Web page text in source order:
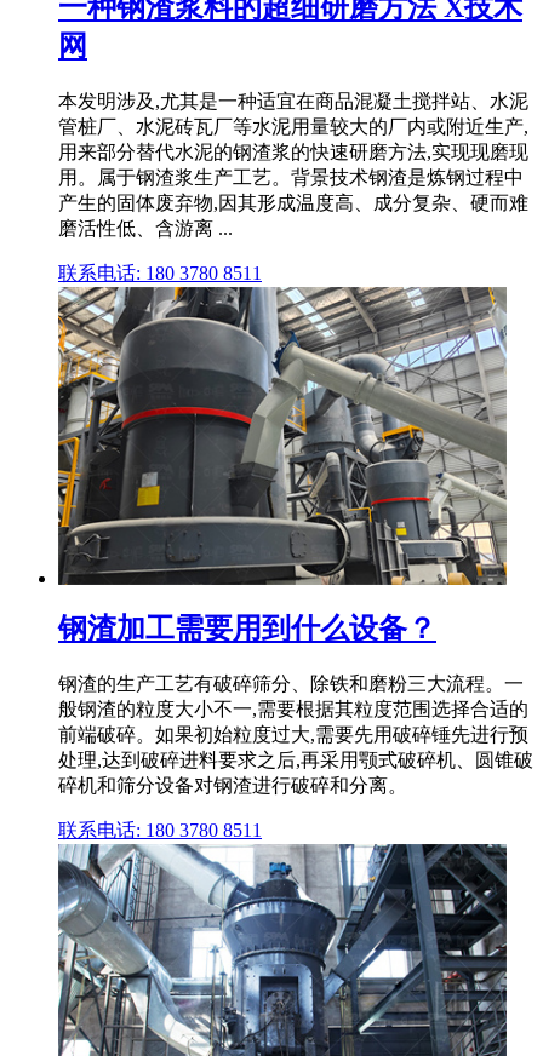
一种钢渣浆料的超细研磨方法 X技术
网
本发明涉及,尤其是一种适宜在商品混凝土搅拌站、水泥
管桩厂、水泥砖瓦厂等水泥用量较大的厂内或附近生产,
用来部分替代水泥的钢渣浆的快速研磨方法,实现现磨现
用。属于钢渣浆生产工艺。背景技术钢渣是炼钢过程中
产生的固体废弃物,因其形成温度高、成分复杂、硬而难
磨活性低、含游离 ...
联系电话: 180 3780 8511
钢渣加工需要用到什么设备？
钢渣的生产工艺有破碎筛分、除铁和磨粉三大流程。一
般钢渣的粒度大小不一,需要根据其粒度范围选择合适的
前端破碎。如果初始粒度过大,需要先用破碎锤先进行预
处理,达到破碎进料要求之后,再采用颚式破碎机、圆锥破
碎机和筛分设备对钢渣进行破碎和分离。
联系电话: 180 3780 8511